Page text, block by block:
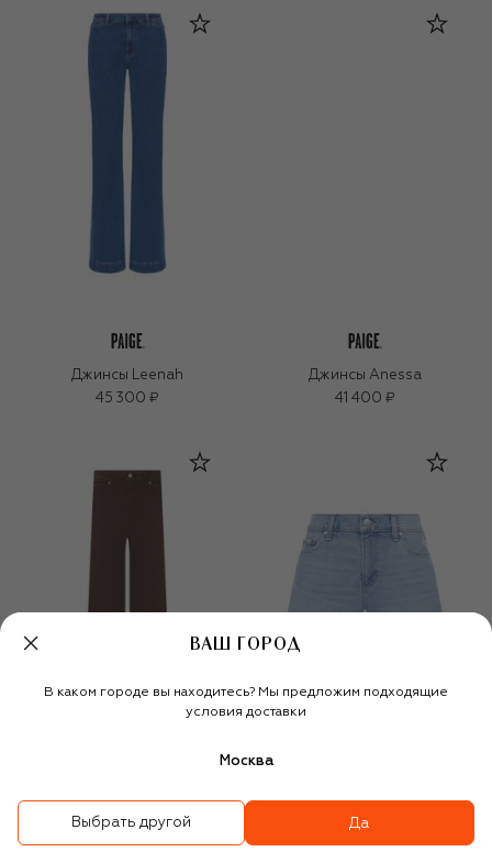
Джинсы Leenah
45 300 ₽
Джинсы Anessa
41 400 ₽
Джинсы Anessa
Джинсовые шорты
ВАШ ГОРОД
В каком городе вы находитесь? Мы предложим подходящие
условия доставки
Москва
Выбрать другой Да